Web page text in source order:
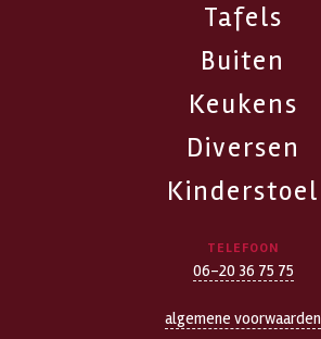
Tafels
Buiten
Keukens
Diversen
Kinderstoel
TELEFOON
06-20 36 75 75
algemene voorwaarden